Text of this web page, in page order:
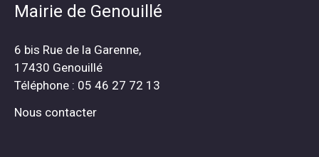
Mairie de Genouillé
6 bis Rue de la Garenne,
17430 Genouillé
Téléphone : 05 46 27 72 13
Nous contacter